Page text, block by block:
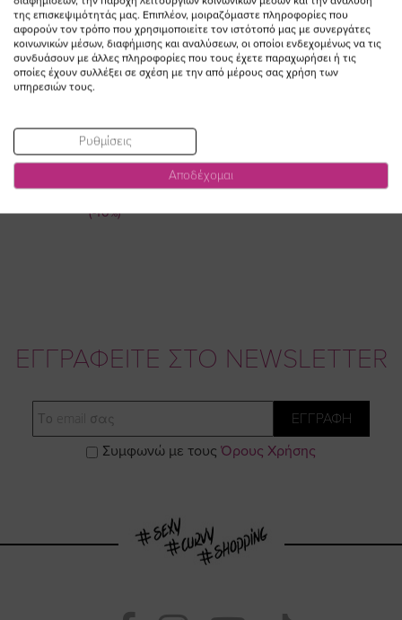
Jean jacket με τσέπες μπροστά σε
denim blue χρώμα
(-10%)
Ειδική
Τιμή
110,70 €
123,00 €
ΕΓΓΡΑΦΕΙΤΕ ΣΤΟ NEWSLETTER
Email
ΕΓΓΡΑΦΗ
Συμφωνώ με τους Όρους Χρήσης
της επισκεψιμότητάς μας. Επιπλέον, μοιραζόμαστε πληροφορίες που
αφορούν τον τρόπο που χρησιμοποιείτε τον ιστότοπό μας με συνεργάτες
κοινωνικών μέσων, διαφήμισης και αναλύσεων, οι οποίοι ενδεχομένως να τις
συνδυάσουν με άλλες πληροφορίες που τους έχετε παραχωρήσει ή τις
οποίες έχουν συλλέξει σε σχέση με την από μέρους σας χρήση των
υπηρεσιών τους.
Ρυθμίσεις
Αποδέχομαι